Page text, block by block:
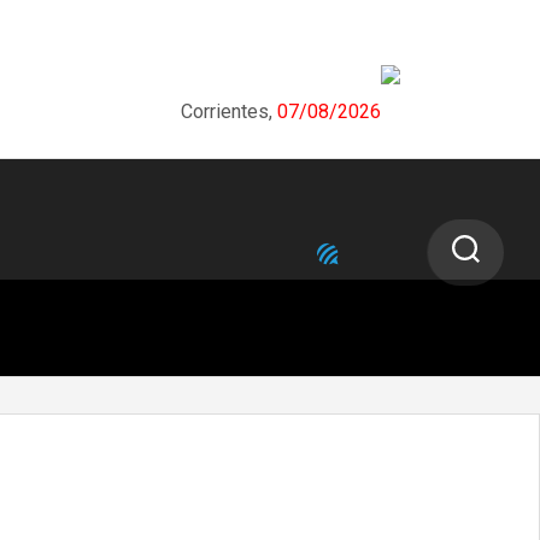
Corrientes, 07/08/2026